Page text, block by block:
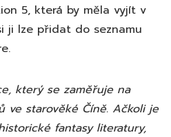
5, která by měla vyjít v
ji lze přidat do seznamu
který se zaměřuje na
ve starověké Číně. Ačkoli je
fantasy literatury,